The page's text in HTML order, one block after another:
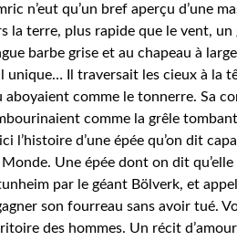
n’eut qu’un bref aperçu d’une
la terre, plus rapide que le vent,
barbe grise et au chapeau à
unique… Il traversait les cieux à la
aboyaient comme le tonnerre. Sa
comme la grêle
l’histoire d’une épée qu’on dit
Une épée dont on dit
par le géant Bölverk, et
son fourreau sans avoir tué.
des hommes. Un récit